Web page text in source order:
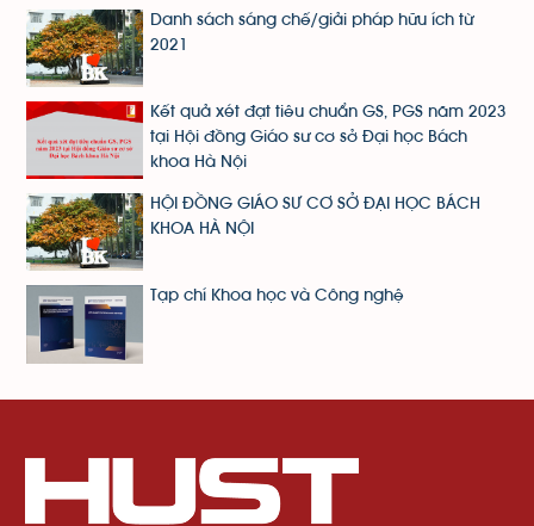
Danh sách sáng chế/giải pháp hữu ích từ
2021
Kết quả xét đạt tiêu chuẩn GS, PGS năm 2023
tại Hội đồng Giáo sư cơ sở Đại học Bách
khoa Hà Nội
HỘI ĐỒNG GIÁO SƯ CƠ SỞ ĐẠI HỌC BÁCH
KHOA HÀ NỘI
Tạp chí Khoa học và Công nghệ